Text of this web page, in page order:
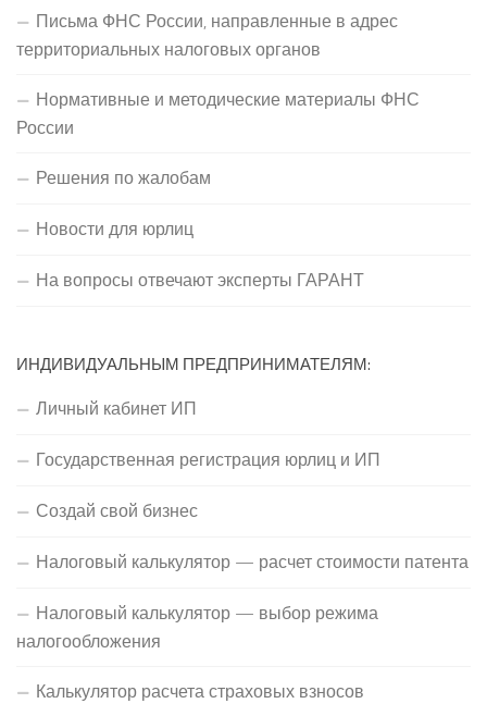
Письма ФНС России, направленные в адрес
территориальных налоговых органов
Нормативные и методические материалы ФНС
России
Решения по жалобам
Новости для юрлиц
На вопросы отвечают эксперты ГАРАНТ
ИНДИВИДУАЛЬНЫМ ПРЕДПРИНИМАТЕЛЯМ:
Личный кабинет ИП
Государственная регистрация юрлиц и ИП
Создай свой бизнес
Налоговый калькулятор — расчет стоимости патента
Налоговый калькулятор — выбор режима
налогообложения
Калькулятор расчета страховых взносов